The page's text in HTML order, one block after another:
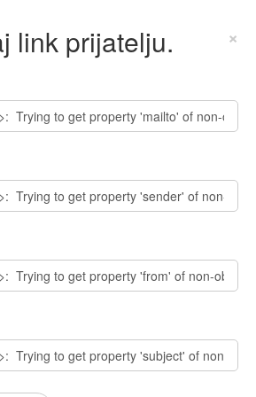
link prijatelju. ×